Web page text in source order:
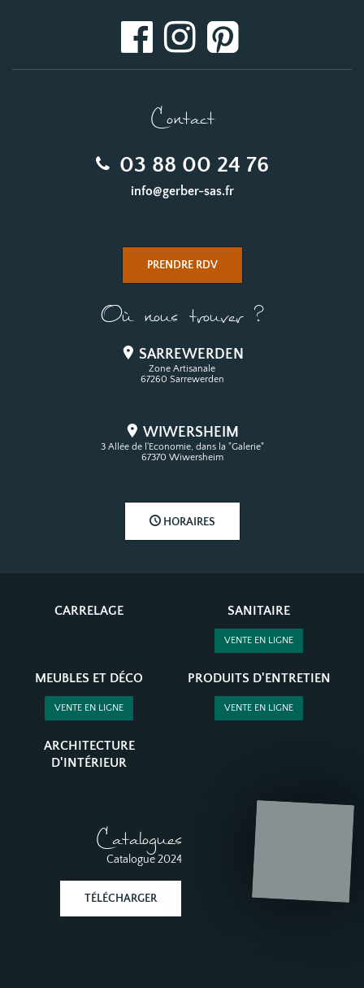
Contact
03 88 00 24 76
info@gerber-sas.fr
PRENDRE RDV
Où nous trouver ?
SARREWERDEN
Zone Artisanale
67260 Sarrewerden
WIWERSHEIM
3 Allée de l'Economie, dans la "Galerie"
67370 Wiwersheim
HORAIRES
CARRELAGE SANITAIRE
VENTE EN LIGNE
MEUBLES ET DÉCO
VENTE EN LIGNE
PRODUITS D'ENTRETIEN
VENTE EN LIGNE
ARCHITECTURE
D'INTÉRIEUR
Catalogues
Catalogue 2024
TÉLÉCHARGER